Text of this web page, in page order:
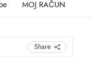
MOJ RAČUN
Share